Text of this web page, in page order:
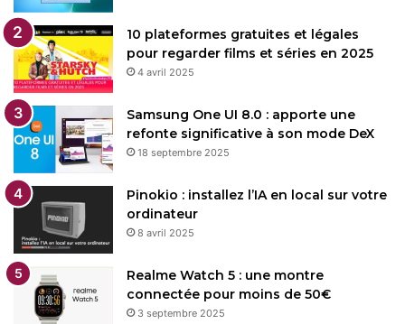
10 plateformes gratuites et légales
pour regarder films et séries en 2025
4 avril 2025
Samsung One UI 8.0 : apporte une
refonte significative à son mode DeX
18 septembre 2025
Pinokio : installez l’IA en local sur votre
ordinateur
8 avril 2025
Realme Watch 5 : une montre
connectée pour moins de 50€
3 septembre 2025